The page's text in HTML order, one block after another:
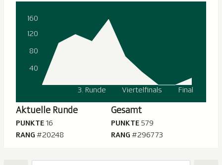
3. Runde Viertelfinals Final
40
80
120
160
Aktuelle Runde
PUNKTE 16
RANG #20248
Gesamt
PUNKTE 579
RANG #296773